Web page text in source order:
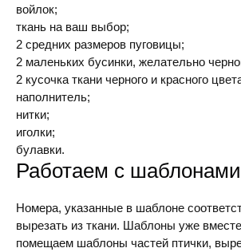
войлок;
ткань на ваш выбор;
2 средних размеров пуговицы;
2 маленьких бусинки, желательно
2 кусочка ткани черного и красного
наполнитель;
нитки;
иголки;
булавки.
Работаем с шаблонами
Номера, указанные в шаблоне
вырезать из ткани. Шаблоны уже
помещаем шаблоны частей птички,